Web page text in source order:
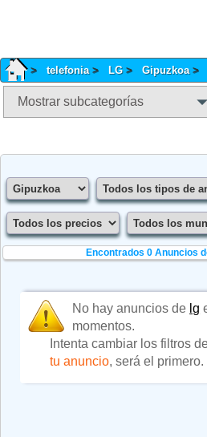
telefonia LG Gipuzkoa
Mostrar subcategorías
Encontrados 0 Anuncios
No hay anuncios de lg
momentos.
Intenta cambiar los filtros
tu anuncio, será el primero.